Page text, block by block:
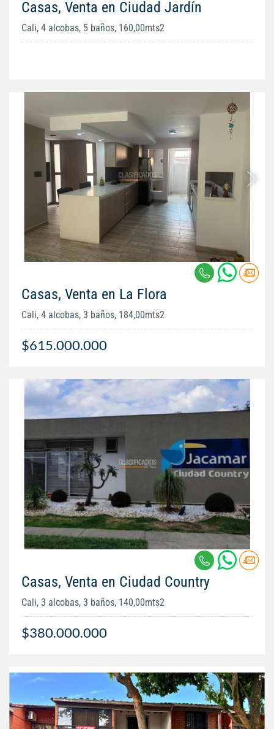
Casas, Venta en Ciudad Jardín
Cali, 4 alcobas, 5 baños, 160,00mts2
Casas, Venta en La Flora
Cali, 4 alcobas, 3 baños, 184,00mts2
$615.000.000
Casas, Venta en Ciudad Country
Cali, 3 alcobas, 3 baños, 140,00mts2
$380.000.000